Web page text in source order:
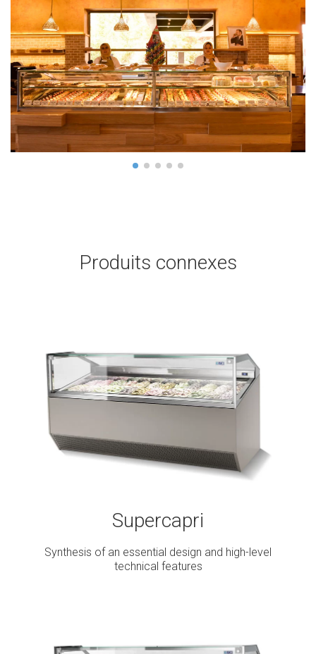
Produits connexes
Supercapri
Synthesis of an essential design and high-level
technical features